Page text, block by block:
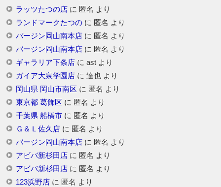
ラッツたつの店に 匿名 より
ランドマークたつのに 匿名 より
バージン岡山南本店に 匿名 より
バージン岡山南本店に 匿名 より
ギャラリア下条店に astより
ガイア大泉学園店に 達也より
岡山県 岡山市南区 に 匿名 より
東京都 葛飾区 に 匿名 より
千葉県 船橋市に 匿名 より
Ｇ＆Ｌ佐久店に 匿名 より
バージン岡山南本店に 匿名 より
アビバ新杉田店に 匿名 より
アビバ新杉田店に 匿名 より
123浜野店に 匿名 より